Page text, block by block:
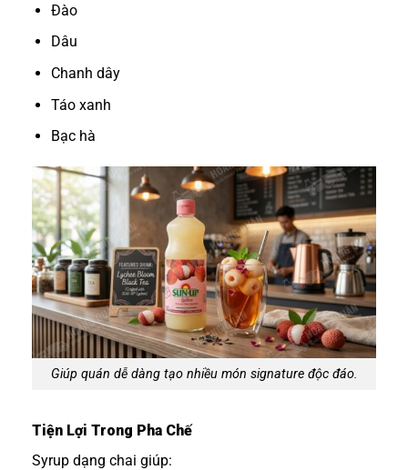
Đào
Dâu
Chanh dây
Táo xanh
Bạc hà
Giúp quán dễ dàng tạo nhiều món signature độc đáo.
Tiện Lợi Trong Pha Chế
Syrup dạng chai giúp: